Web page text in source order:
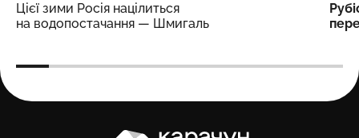
Цієї зими Росія націлиться
на водопостачання — Шмигаль
Карачун